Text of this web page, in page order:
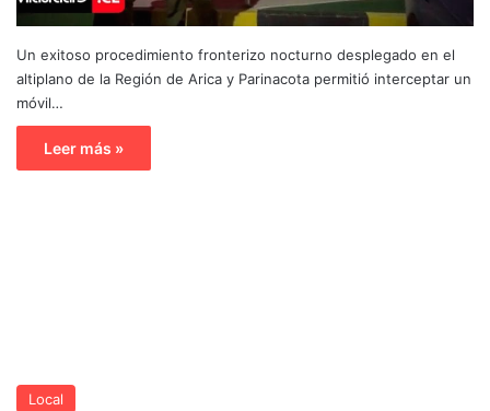
Un exitoso procedimiento fronterizo nocturno desplegado en el
altiplano de la Región de Arica y Parinacota permitió interceptar un
móvil…
Leer más »
Local